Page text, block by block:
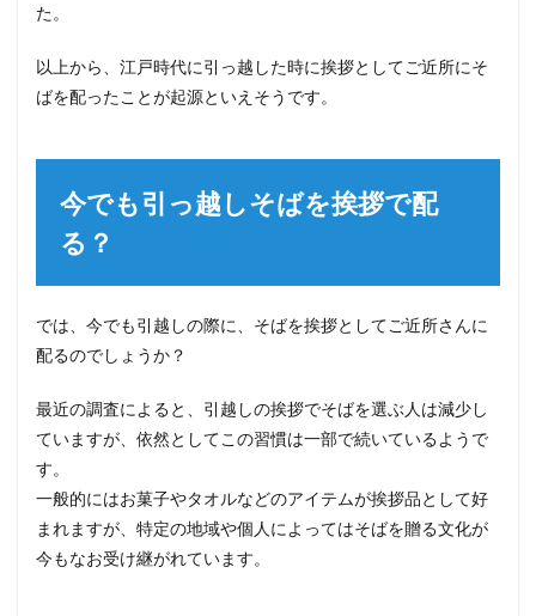
た。
以上から、江戸時代に引っ越した時に挨拶としてご近所にそ
ばを配ったことが起源といえそうです。
今でも引っ越しそばを挨拶で配
る？
では、今でも引越しの際に、そばを挨拶としてご近所さんに
配るのでしょうか？
最近の調査によると、引越しの挨拶でそばを選ぶ人は減少し
ていますが、依然としてこの習慣は一部で続いているようで
す。
一般的にはお菓子やタオルなどのアイテムが挨拶品として好
まれますが、特定の地域や個人によってはそばを贈る文化が
今もなお受け継がれています。